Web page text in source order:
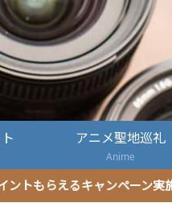
アニメ聖地巡礼
Anime
ントもらえるキャンペーン